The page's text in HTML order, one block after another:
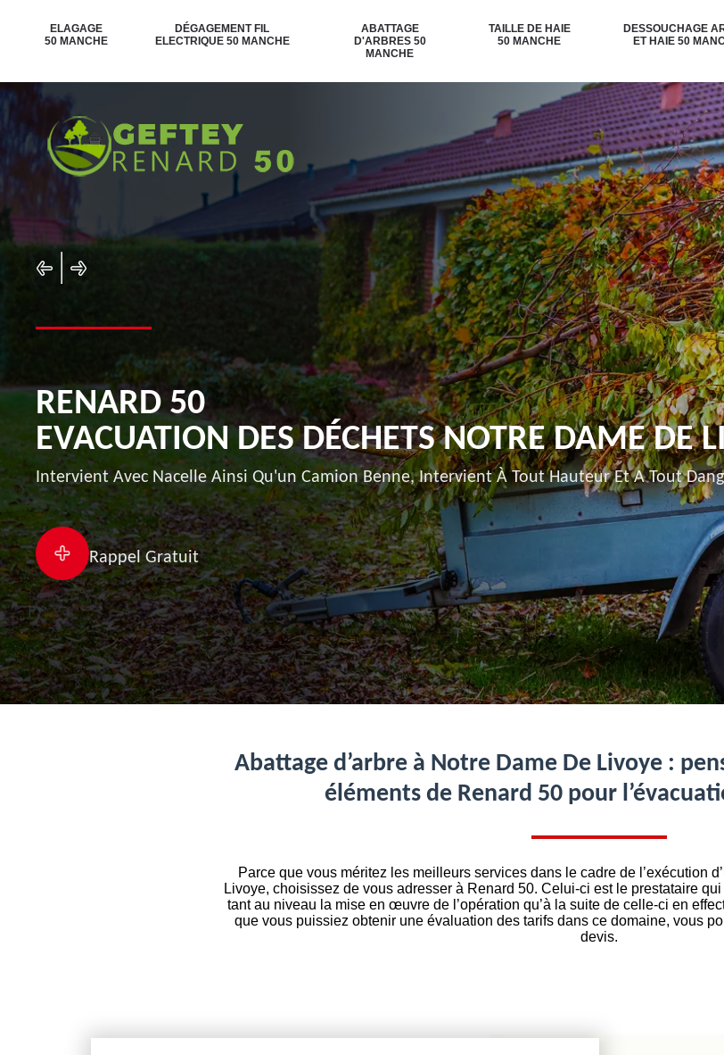
ELAGAGE
50 MANCHE
DÉGAGEMENT FIL
ELECTRIQUE 50 MANCHE
ABATTAGE
D'ARBRES 50
MANCHE
TAILLE DE HAIE
50 MANCHE
DESSOUCHAGE
ET HAIE 50
RENARD 50
EVACUATION DES DÉCHETS NOTRE DAME DE
Intervient Avec Nacelle Ainsi Qu'un Camion Benne, Intervient À Tout Hauteur Et A Tout
Rappel Gratuit
Abattage d’arbre à Notre Dame De Livoye :
éléments de Renard 50 pour
Parce que vous méritez les meilleurs services dans le cadre de l’exécution
Livoye, choisissez de vous adresser à Renard 50. Celui-ci est le prestataire
tant au niveau la mise en œuvre de l’opération qu’à la suite de celle-ci en
que vous puissiez obtenir une évaluation des tarifs dans ce domaine, vous
devis.